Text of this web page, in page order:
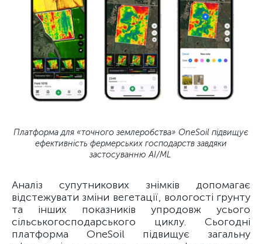
Платформа для «точного землеробства» OneSoil підвищує
ефективність фермерських господарств завдяки
застосуванню AI/ML
Аналіз супутникових знімків допомагає
відстежувати зміни вегетації, вологості ґрунту
та інших показників упродовж усього
сільськогосподарського циклу. Сьогодні
платформа OneSoil підвищує загальну